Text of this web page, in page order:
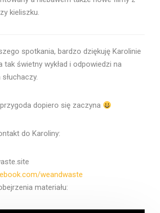
kieliszku.
spotkania, bardzo dziękuję Karolinie
tak świetny wykład i odpowiedzi na
dopiero się zaczyna
do Karoliny:
weandwaste
materiału: